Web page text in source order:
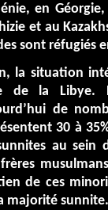
en
et au
sont réfugiés
la situation
de la Libye.
de
30 à
au sein
de ces
majorité sunnite.